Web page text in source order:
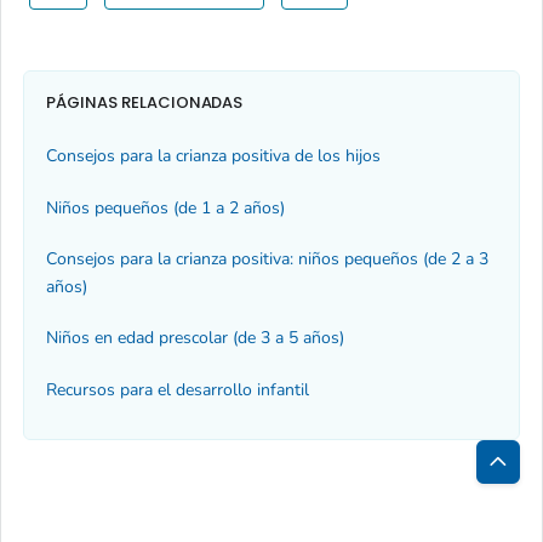
PÁGINAS RELACIONADAS
Consejos para la crianza positiva de los hijos
Niños pequeños (de 1 a 2 años)
Consejos para la crianza positiva: niños pequeños (de 2 a 3
años)
Niños en edad prescolar (de 3 a 5 años)
Recursos para el desarrollo infantil